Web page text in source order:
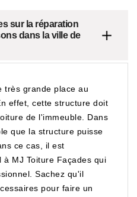
sur la réparation
dans la ville de
très grande place au
effet, cette structure doit
de l'immeuble. Dans
que la structure puisse
ce cas, il est
MJ Toiture Façades qui
Sachez qu'il
pour faire un